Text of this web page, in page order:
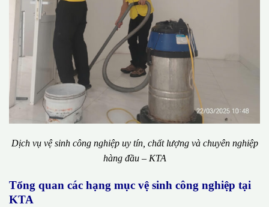
Dịch vụ vệ sinh công nghiệp uy tín, chất lượng và chuyên nghiệp
hàng đầu – KTA
Tổng quan các hạng mục vệ sinh công nghiệp tại
KTA